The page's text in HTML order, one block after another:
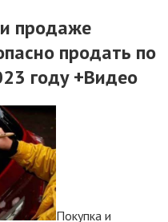
продаже
продать по
году +Видео
Покупка и